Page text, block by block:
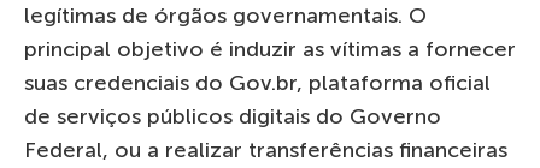
legítimas de órgãos governamentais. O
principal objetivo é induzir as vítimas a fornecer
suas credenciais do Gov.br, plataforma oficial
de serviços públicos digitais do Governo
Federal, ou a realizar transferências financeiras